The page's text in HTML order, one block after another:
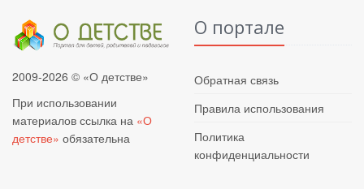
2009-2026 © «О детстве»
При использовании
материалов ссылка на «О
детстве» обязательна
О портале
Обратная связь
Правила использования
Политика
конфиденциальности